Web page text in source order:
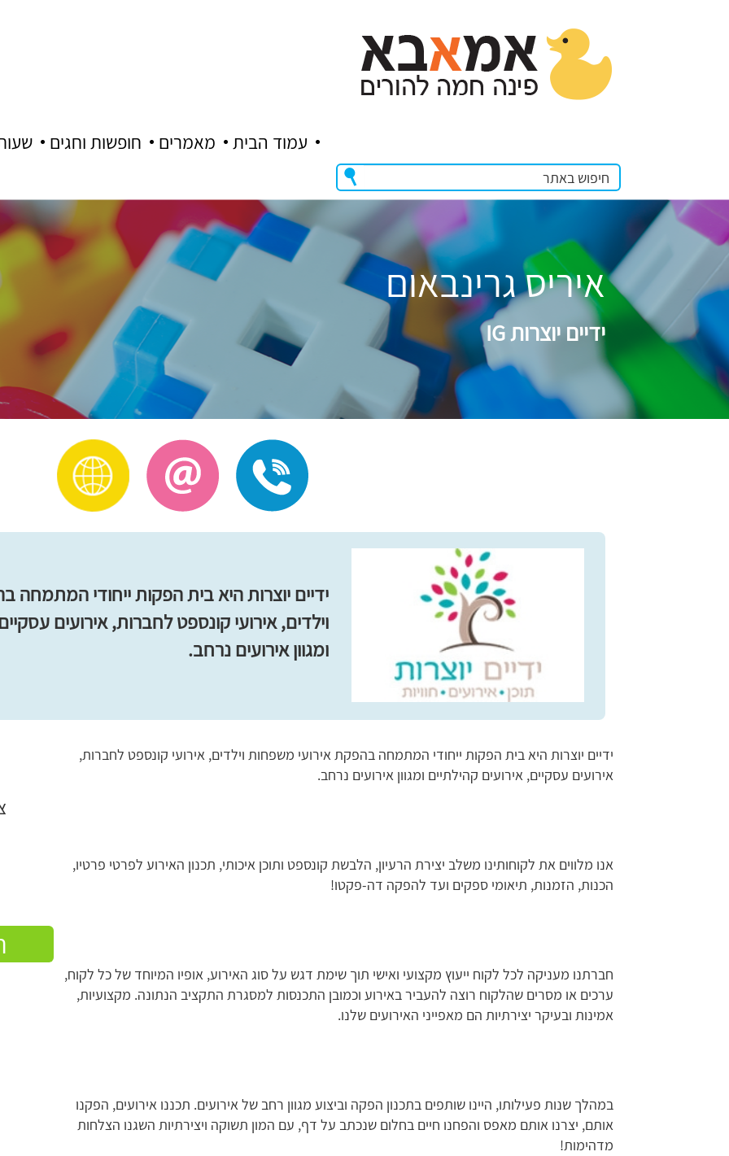
חופשות וחגים מאמרים עמוד הבית
איריס גרינבאום
ידיים יוצרות IG
ידיים יוצרות היא בית הפקות ייחודי
וילדים, אירועי קונספט לחברות, אירועים
ומגוון אירועים נרחב.
ידיים יוצרות היא בית הפקות ייחודי המתמחה בהפקת אירועי משפחות וילדים, אירועי קונספט לחברות,
אירועים עסקיים, אירועים קהילתיים ומגוון אירועים נרחב.
אנו מלווים את לקוחותינו משלב יצירת הרעיון, הלבשת קונספט ותוכן איכותי, תכנון האירוע לפרטי פרטיו,
הכנות, הזמנות, תיאומי ספקים ועד להפקה דה-פקטו!
חברתנו מעניקה לכל לקוח ייעוץ מקצועי ואישי תוך שימת דגש על סוג האירוע, אופיו המיוחד של כל לקוח,
ערכים או מסרים שהלקוח רוצה להעביר באירוע וכמובן התכנסות למסגרת התקציב הנתונה. מקצועיות,
אמינות ובעיקר יצירתיות הם מאפייני האירועים שלנו.
במהלך שנות פעילותו, היינו שותפים בתכנון הפקה וביצוע מגוון רחב של אירועים. תכננו אירועים, הפקנו
אותם, יצרנו אותם מאפס והפחנו חיים בחלום שנכתב על דף, עם המון תשוקה ויצירתיות השגנו הצלחות
מדהימות!